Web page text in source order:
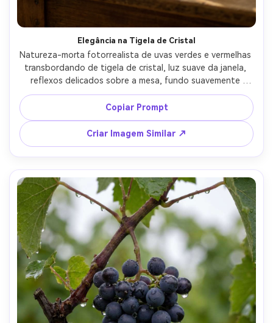
Elegância na Tigela de Cristal
Natureza-morta fotorrealista de uvas verdes e vermelhas
transbordando de tigela de cristal, luz suave da janela,
reflexos delicados sobre a mesa, fundo suavemente
desfocado, fotografado com Sony A7IV e lente de 85mm
f/1.4, clima elegante, textura de pele de uva natural,
qualidade de revista de alto nível --ar 4:5
Copiar Prompt
Criar Imagem Similar ↗